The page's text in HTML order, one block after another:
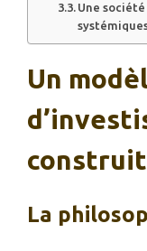
Une
Un
La